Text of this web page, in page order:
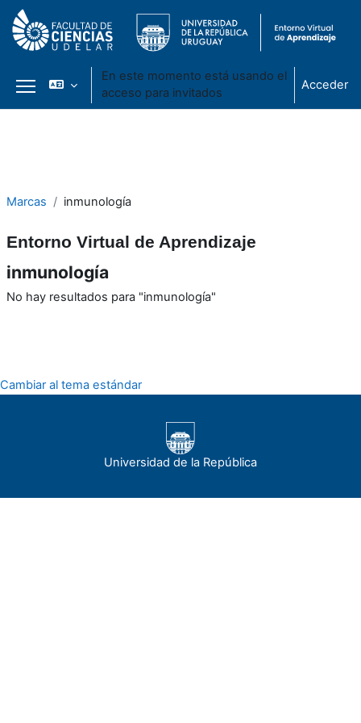
Panel lateral
En este momento está usando el
acceso para invitados
Acceder
Marcas inmunología
Entorno Virtual de Aprendizaje
inmunología
No hay resultados para "inmunología"
Cambiar al tema estándar
Universidad de la República